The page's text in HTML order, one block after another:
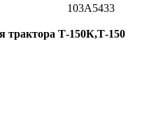
103A5433
трактора Т-150К,Т-150